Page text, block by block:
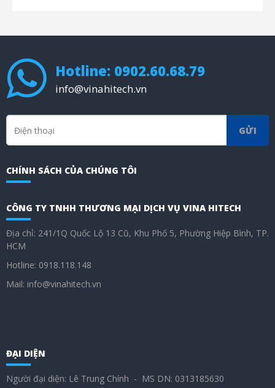
Hotline: 0902.60.68.79
info@vinahitech.vn
GỬI
CHÍNH SÁCH CỦA CHÚNG TÔI
CÔNG TY TNHH THƯƠNG MẠI DỊCH VỤ VINA HITECH
Địa chỉ: 241/1Q Quốc Lộ 13 Cũ, Khu Phố 5, Phường Hiệp Bình, TP.
HCM
Hotline: 0918.118.148
Mail: info@vinahitech.vn
ĐẠI DIỆN
Người đại diện: Lê Trung Chính - MS DN: 0313185630